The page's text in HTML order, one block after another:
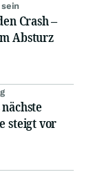
Crash –
Absturz
steigt vor